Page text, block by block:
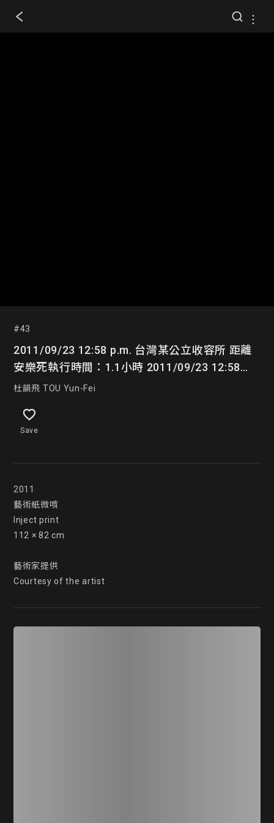
#43
2011/09/23 12:58 p.m. 台灣某公立收容所 距離
安樂死執行時間：1.1小時 2011/09/23 12:58
p.m. Taiwanese Public Animal Shelter Time
杜韻飛 TOU Yun-Fei
Save
2011
藝術紙微噴
Inject print
112 × 82 cm
藝術家提供
Courtesy of the artist